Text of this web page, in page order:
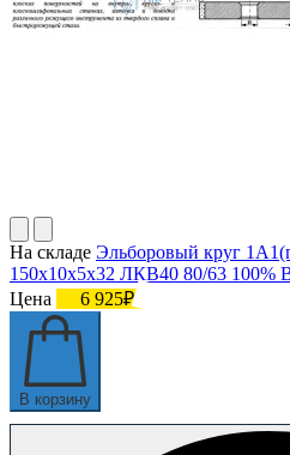
На складе Эльборовый круг
150х10х5х32 ЛКВ40 80/63 100%
Цена
6 925₽
В корзину